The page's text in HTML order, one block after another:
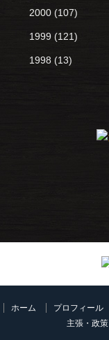
2000 (107)
1999 (121)
1998 (13)
ホーム プロフィール
主張・政策